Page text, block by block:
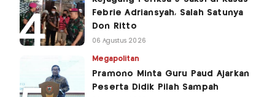
Febrie Adriansyah, Salah Satunya
Don Ritto
06 Agustus 2026
Megapolitan
Pramono Minta Guru Paud Ajarkan
Peserta Didik Pilah Sampah